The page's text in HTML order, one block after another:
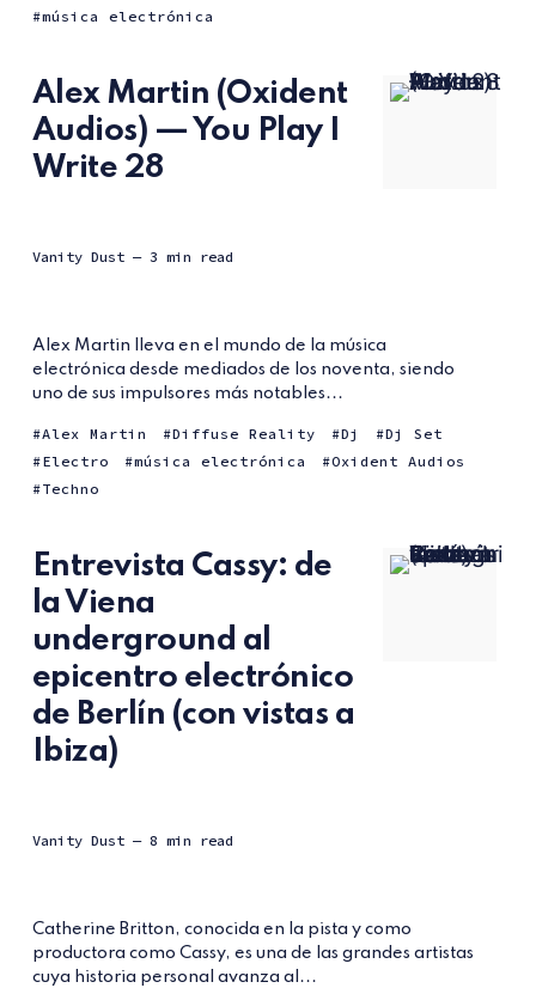
música electrónica
Alex Martin (Oxident
Audios) — You Play I
Write 28
Vanity Dust — 3 min read
Alex Martin lleva en el mundo de la música
electrónica desde mediados de los noventa, siendo
uno de sus impulsores más notables...
Alex Martin Diffuse Reality Dj
Dj Set
Electro
música electrónica
Oxident Audios
Techno
Entrevista Cassy: de
la Viena
underground al
epicentro electrónico
de Berlín (con vistas a
Ibiza)
Vanity Dust — 8 min read
Catherine Britton, conocida en la pista y como
productora como Cassy, es una de las grandes artistas
cuya historia personal avanza al...